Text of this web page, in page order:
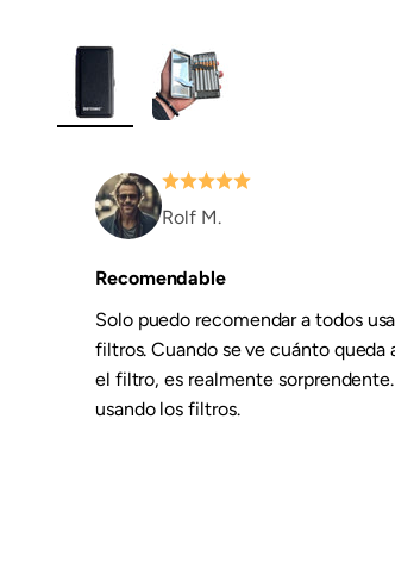
Rolf M.
Recomendable
Solo puedo recomendar a todos
filtros. Cuando se ve cuánto queda
el filtro, es realmente
usando los filtros.